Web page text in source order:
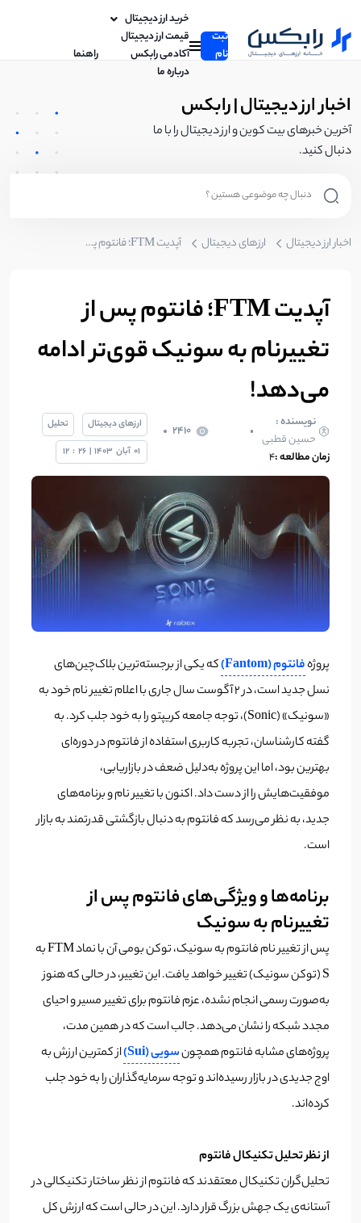
ثبت
نام
خرید ارز دیجیتال
قیمت ارز دیجیتال
آکادمی رابکس
راهنما
درباره ما
اخبار ارز دیجیتال | رابکس
آخرین خبرهای بیت کوین و ارز دیجیتال را با ما
دنبال کنید.
اخبار ارز دیجیتال ارزهای دیجیتال آپدیت FTM؛ فانتوم پس از تغییرنام به سونیک قوی‌تر ادامه می‌دهد!
آپدیت FTM؛ فانتوم پس از
تغییرنام به سونیک قوی‌تر ادامه
می‌دهد!
نویسنده :
حسین قطبی
2410
زمان مطالعه :4
ارزهای دیجیتال
تحلیل
01 آبان 1403
|
26
:
12
پروژهفانتوم (Fantom)
که یکی از برجسته‌ترین بلاک‌چین‌های
نسل جدید است، در ۲ آگوست سال جاری با اعلام تغییر نام خود به
«سونیک» (Sonic)، توجه جامعه کریپتو را به خود جلب کرد. به
گفته کارشناسان، تجربه کاربری استفاده از فانتوم در دوره‌ای
بهترین بود، اما این پروژه به‌دلیل ضعف در بازاریابی،
موفقیت‌هایش را از دست داد. اکنون با تغییر نام و برنامه‌های
جدید، به نظر می‌رسد که فانتوم به دنبال بازگشتی قدرتمند به بازار
است.
برنامه‌ها و ویژگی‌های فانتوم پس از
تغییرنام به سونیک
پس از تغییر نام فانتوم به سونیک، توکن بومی آن با نماد FTM به
S (توکن سونیک) تغییر خواهد یافت. این تغییر، در حالی که هنوز
به‌صورت رسمی انجام نشده، عزم فانتوم برای تغییر مسیر و احیای
مجدد شبکه را نشان می‌دهد. جالب است که در همین مدت،
پروژه‌های مشابه فانتوم همچونسویی (Sui)
از کمترین ارزش به
اوج جدیدی در بازار رسیده‌اند و توجه سرمایه‌گذاران را به خود جلب
کرده‌اند.
از نظر تحلیل تکنیکال فانتوم
تحلیل‌گران تکنیکال معتقدند که فانتوم از نظر ساختار تکنیکالی در
آستانه‌ی یک جهش بزرگ قرار دارد. این در حالی است که ارزش کل